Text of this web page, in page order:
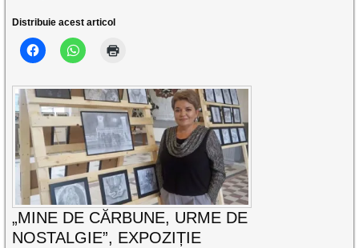
Distribuie acest articol
„MINE DE CĂRBUNE, URME DE
NOSTALGIE”, EXPOZIȚIE